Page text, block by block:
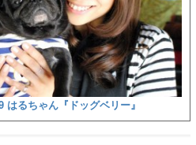
はるちゃん『ドッグベリー』